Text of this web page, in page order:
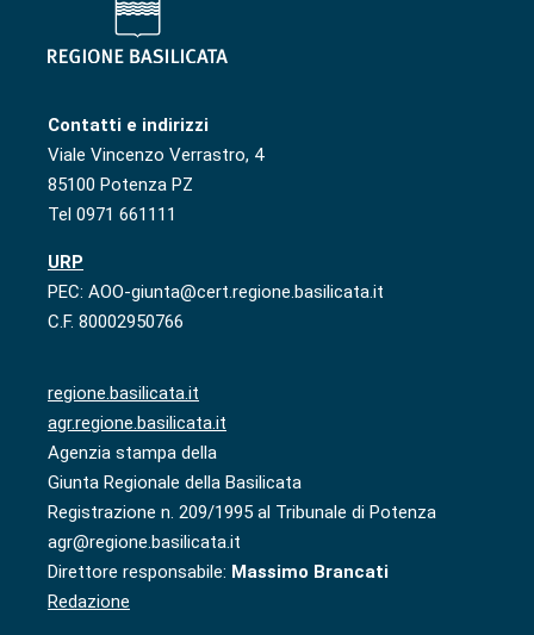
Contatti e indirizzi
Viale Vincenzo Verrastro, 4
85100 Potenza PZ
Tel 0971 661111
URP
PEC: AOO-giunta@cert.regione.basilicata.it
C.F. 80002950766
regione.basilicata.it
agr.regione.basilicata.it
Agenzia stampa della
Giunta Regionale della Basilicata
Registrazione n. 209/1995 al Tribunale di Potenza
agr@regione.basilicata.it
Direttore responsabile: Massimo Brancati
Redazione